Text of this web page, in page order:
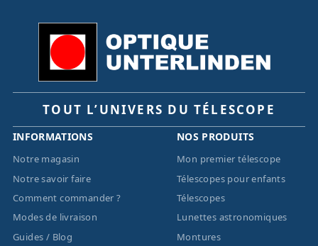
TOUT L’UNIVERS DU TÉLESCOPE
INFORMATIONS
Notre magasin
Notre savoir faire
Comment commander ?
Modes de livraison
Guides / Blog
NOS PRODUITS
Mon premier télescope
Télescopes pour enfants
Télescopes
Lunettes astronomiques
Montures